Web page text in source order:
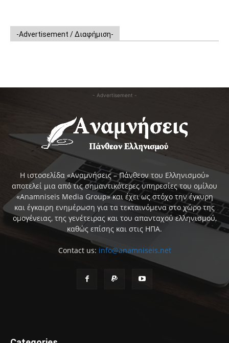
-Advertisement / Διαφήμιση-
- Advertisement -
Η ιστοσελίδα «Αναμνήσεις – Πάνθεον του Ελληνισμού»
αποτελεί μια από τις σημαντικότερες υπηρεσίες του ομίλου
«Anamniseis Media Group» και έχει ως στόχο την έγκυρη
και έγκαιρη ενημέρωση για τα τεκταινόμενα στο χώρο της
ομογένειας, της γενέτειρας και του απανταχού ελληνισμού,
καθώς επίσης και στις ΗΠΑ.
Contact us: info@anamniseis.net